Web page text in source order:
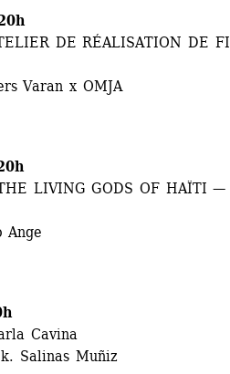
DE RÉALISATION DE
Varan x OMJA
LIVING GODS OF HAÏTI —
Ange
Cavina
Salinas Muñiz